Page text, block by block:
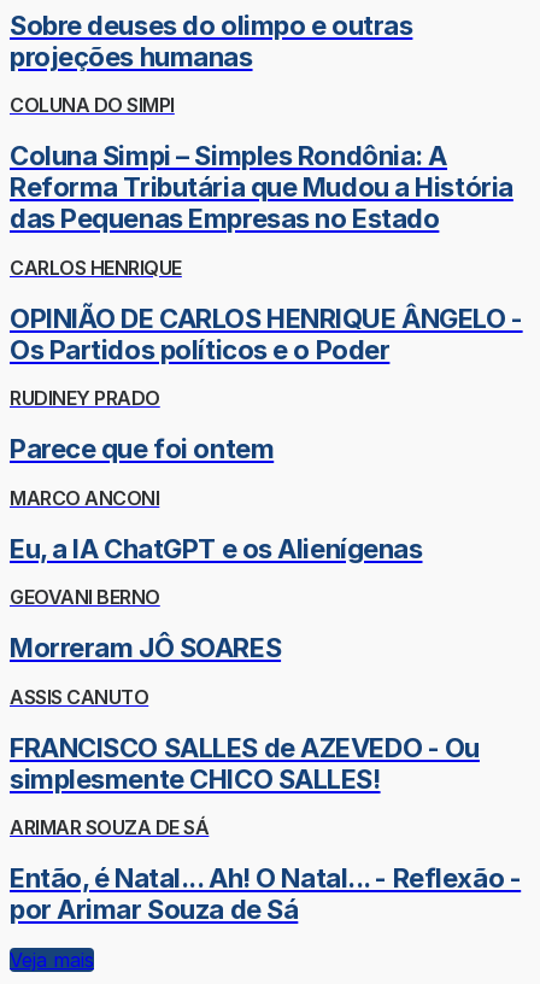
Sobre deuses do olimpo e outras
projeções humanas
COLUNA DO SIMPI
Coluna Simpi – Simples Rondônia: A
Reforma Tributária que Mudou a História
das Pequenas Empresas no Estado
CARLOS HENRIQUE
OPINIÃO DE CARLOS HENRIQUE ÂNGELO -
Os Partidos políticos e o Poder
RUDINEY PRADO
Parece que foi ontem
MARCO ANCONI
Eu, a IA ChatGPT e os Alienígenas
GEOVANI BERNO
Morreram JÔ SOARES
ASSIS CANUTO
FRANCISCO SALLES de AZEVEDO - Ou
simplesmente CHICO SALLES!
ARIMAR SOUZA DE SÁ
Então, é Natal... Ah! O Natal... - Reflexão -
por Arimar Souza de Sá
Veja mais